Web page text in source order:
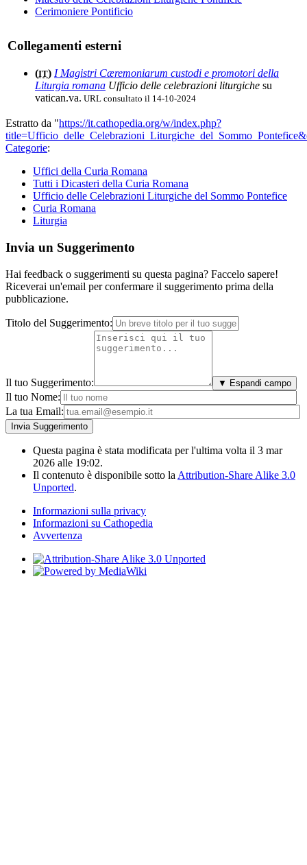
Cerimoniere Pontificio
Collegamenti esterni
(IT) I Magistri Cæremoniarum custodi e promotori della
Liturgia romana Ufficio delle celebrazioni liturgiche su
vatican.va. URL consultato il 14-10-2024
Estratto da "https://it.cathopedia.org/w/index.php?
Categorie:
Uffici della Curia Romana
Tutti i Dicasteri della Curia Romana
Ufficio delle Celebrazioni Liturgiche del Sommo Pontefice
Curia Romana
Liturgia
Invia un Suggerimento
Hai feedback o suggerimenti su questa pagina? Faccelo sapere!
Riceverai un'email per confermare il suggerimento prima della
pubblicazione.
Titolo del Suggerimento:
Il tuo Suggerimento: ▼ Espandi campo
Il tuo Nome:
La tua Email:
Questa pagina è stata modificata per l'ultima volta il 3 mar
2026 alle 19:02.
Il contenuto è disponibile sotto la Attribution-Share Alike 3.0
Unported.
Informazioni sulla privacy
Informazioni su Cathopedia
Avvertenza